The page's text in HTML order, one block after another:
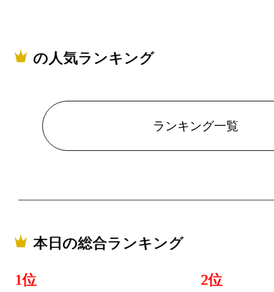
の人気ランキング
ランキング一覧
本日の総合ランキング
1位 2位